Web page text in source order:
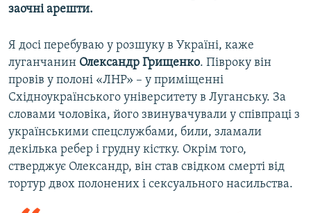
заочні арешти.
Я досі перебуваю у розшуку в Україні, каже
луганчанин Олександр Грищенко. Півроку він
провів у полоні «ЛНР» – у приміщенні
Східноукраїнського університету в Луганську. За
словами чоловіка, його звинувачували у співпраці з
українськими спецслужбами, били, зламали
декілька ребер і грудну кістку. Окрім того,
стверджує Олександр, він став свідком смерті від
тортур двох полонених і сексуального насильства.